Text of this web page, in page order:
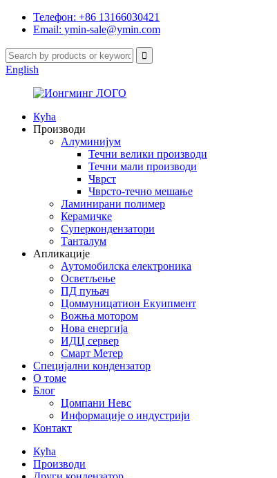
Телефон: +86 13166030421
Email: ymin-sale@ymin.com
English
Кућа
Производи
Алуминијум
Течни велики производи
Течни мали производи
Чврст
Чврсто-течно мешање
Ламинирани полимер
Керамичке
Суперкондензатори
Танталум
Апликације
Аутомобилска електроника
Осветљење
ПД пуњач
Цоммуницатион Екуипмент
Вожња мотором
Нова енергија
ИДЦ сервер
Смарт Метер
Специјални кондензатор
О томе
Блог
Цомпани Невс
Информације о индустрији
Контакт
Кућа
Производи